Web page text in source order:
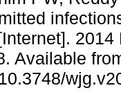
Available